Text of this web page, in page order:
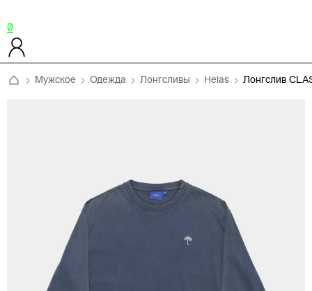
0
Мужское Одежда Лонгсливы Helas Лонгслив